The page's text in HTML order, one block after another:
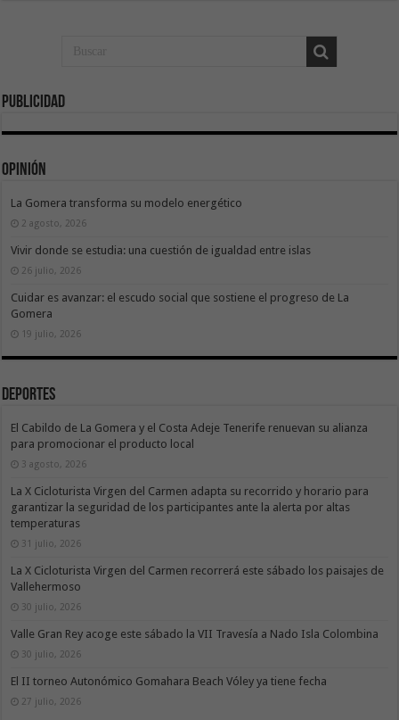
Publicidad
Opinión
La Gomera transforma su modelo energético
2 agosto, 2026
Vivir donde se estudia: una cuestión de igualdad entre islas
26 julio, 2026
Cuidar es avanzar: el escudo social que sostiene el progreso de La
Gomera
19 julio, 2026
Deportes
El Cabildo de La Gomera y el Costa Adeje Tenerife renuevan su alianza
para promocionar el producto local
3 agosto, 2026
La X Cicloturista Virgen del Carmen adapta su recorrido y horario para
garantizar la seguridad de los participantes ante la alerta por altas
temperaturas
31 julio, 2026
La X Cicloturista Virgen del Carmen recorrerá este sábado los paisajes de
Vallehermoso
30 julio, 2026
Valle Gran Rey acoge este sábado la VII Travesía a Nado Isla Colombina
30 julio, 2026
El II torneo Autonómico Gomahara Beach Vóley ya tiene fecha
27 julio, 2026